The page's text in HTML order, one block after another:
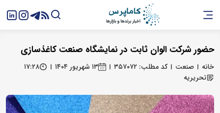
حضور شرکت الوان ثابت در نمایشگاه صنعت کاغذسازی
خانه صنعت کد مطلب: ۳۵۷۰۷۲ ۱۳ شهریور ۱۴۰۴
۱۷:۲۸
تحریریه